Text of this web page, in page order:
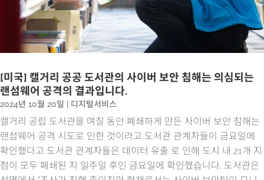
[미국] 캘거리 공공 도서관의 사이버 보안 침해는 의심되는
랜섬웨어 공격의 결과입니다.
2024년 10월 20일 디지털서비스
캘거리 공립 도서관을 며칠 동안 폐쇄하게 만든 사이버 보안 침해는
랜섬웨어 공격 시도로 인한 것이라고 도서관 관계자들이 금요일에
확인했다고 도서관 관계자들은 데이터 유출 로 인해 도시 내 21개 지
점이 모두 폐쇄된 지 일주일 후인 금요일에 확인했습니다. 도서관은